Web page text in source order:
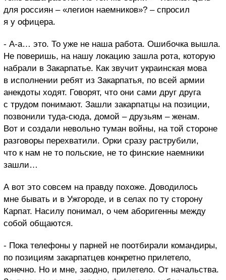
для россиян – «легион наемников»? – спросил
я у офицера.
- А-а… это. То уже не наша работа. Ошибочка вышла.
Не поверишь, на нашу локацию зашла рота, которую
набрали в Закарпатье. Как звучит украинская мова
в исполнении ребят из Закарпатья, по всей армии
анекдоты ходят. Говорят, что они сами друг друга
с трудом понимают. Зашли закарпатцы на позиции,
позвонили туда-сюда, домой – друзьям – женам.
Вот и создали невольно туман войны, на той стороне
разговоры перехватили. Орки сразу раструбили,
что к нам не то польские, не то финские наемники
зашли…
А вот это совсем на правду похоже. Доводилось
мне бывать и в Ужгороде, и в селах по ту сторону
Карпат. Насилу понимал, о чем аборигенны между
собой общаются.
- Пока телефоны у парней не поотбирали командиры,
по позициям закарпатцев конкретно прилетело,
конечно. Но и мне, заодно, прилетело. От начальства.